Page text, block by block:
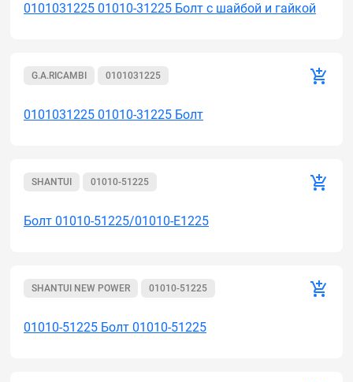
0101031225 01010-31225 Болт с шайбой и гайкой
G.A.RICAMBI 0101031225
0101031225 01010-31225 Болт
SHANTUI 01010-51225
Болт 01010-51225/01010-E1225
SHANTUI NEW POWER 01010-51225
01010-51225 Болт 01010-51225